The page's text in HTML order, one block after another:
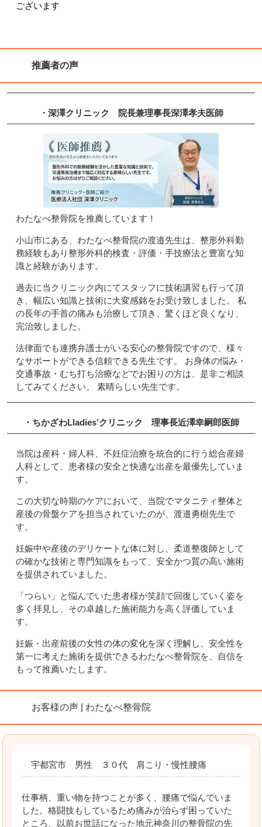
ございます
推薦者の声
・深澤クリニック 院長兼理事長深澤孝夫医師
わたなべ整骨院を推薦しています！
小山市にある、わたなべ整骨院の渡邉先生は、整形外科勤
務経験もあり整形外科的検査・評価・手技療法と豊富な知
識と経験があります。
過去に当クリニック内にてスタッフに技術講習も行って頂
き、幅広い知識と技術に大変感銘をお受け致しました。 私
の長年の手首の痛みも治療して頂き、驚くほど良くなり、
完治致しました。
法律面でも連携弁護士がいる安心の整骨院ですので、様々
なサポートができる信頼できる先生です。 お身体の悩み・
交通事故・むち打ち治療などでお困りの方は、是非ご相談
してみてください。 素晴らしい先生です。
・ちかざわLladies’クリニック 理事長近澤幸嗣郎医師
当院は産科・婦人科、不妊症治療を統合的に行う総合産婦
人科として、患者様の安全と快適な出産を最優先していま
す。
この大切な時期のケアにおいて、当院でマタニティ整体と
産後の骨盤ケアを担当されていたのが、渡邉勇樹先生で
す。
妊娠中や産後のデリケートな体に対し、柔道整復師として
の確かな技術と専門知識をもって、安全かつ質の高い施術
を提供されていました。
「つらい」と悩んでいた患者様が笑顔で回復していく姿を
多く拝見し、その卓越した施術能力を高く評価していま
す。
妊娠・出産前後の女性の体の変化を深く理解し、安全性を
第一に考えた施術を提供できるわたなべ整骨院を、自信を
もって推薦いたします。
お客様の声 | わたなべ整骨院
宇都宮市 男性 ３０代 肩こり・慢性腰痛
仕事柄、重い物を持つことが多く、腰痛で悩んでいま
した。格闘技もしているため痛みが治らず困っていた
ところ、以前お世話になった地元神奈川の整骨院の先